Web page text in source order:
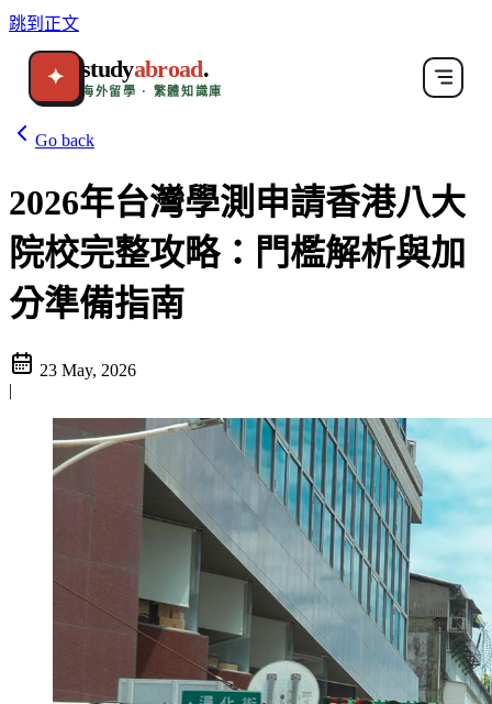
跳到正文
✦ studyabroad.
海外留學 · 繁體知識庫
Go back
2026年台灣學測申請香港八大
院校完整攻略：門檻解析與加
分準備指南
23 May, 2026
|